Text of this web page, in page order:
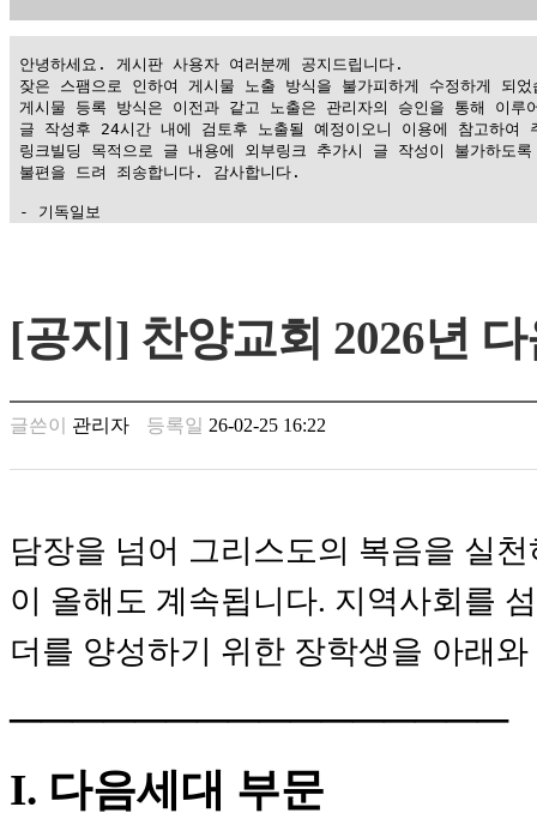
안녕하세요. 게시판 사용자 여러분께 공지드립니다.
잦은 스팸으로 인하여 게시물 노출 방식을 불가피하게 수정하게 되었
게시물 등록 방식은 이전과 같고 노출은 관리자의 승인을 통해 이루
글 작성후 24시간 내에 검토후 노출될 예정이오니 이용에 참고하여
링크빌딩 목적으로 글 내용에 외부링크 추가시 글 작성이 불가하도
불편을 드려 죄송합니다. 감사합니다.
- 기독일보
남
은
꼴
크
넷
소
합
장
마
러
[공지] 찬양교회 2026년
글쓴이 관리자 등록일 26-02-25 16:22
담장을 넘어 그리스도의 복음을 실
이 올해도 계속됩니다. 지역사회를
더를 양성하기 위한 장학생을 아래
────────────────
I. 다음세대 부문